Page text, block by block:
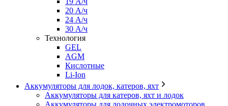
20 А/ч
24 А/ч
30 А/ч
Технология
GEL
AGM
Кислотные
Li-Ion
Аккумуляторы для лодок, катеров, яхт
Аккумуляторы для катеров, яхт и лодок